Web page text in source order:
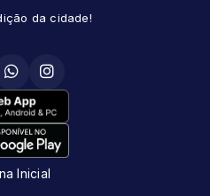
da cidade!
Inicial